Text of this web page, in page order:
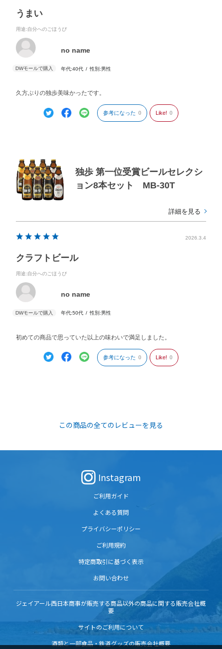
うまい
用途:自分へのごほうび
no name
年代:40代 性別:男性
久方ぶりの独歩美味かったです。
参考になった 0 Like! 0
独歩 第一位受賞ビールセレクシ
ョン8本セット MB-30T
詳細を見る
2026.3.4
クラフトビール
用途:自分へのごほうび
no name
年代:50代 性別:男性
初めての商品で思っていた以上の味わいで満足しました。
参考になった 0 Like! 0
この商品の全てのレビューを見る
Instagram
ご利用ガイド
よくある質問
プライバシーポリシー
ご利用規約
特定商取引に基づく表示
お問い合わせ
ジェイアール西日本商事が販売する商品以外の商品に関する販売会社概
要
サイトのご利用について
酒類と一部食品・鉄道グッズの販売会社概要